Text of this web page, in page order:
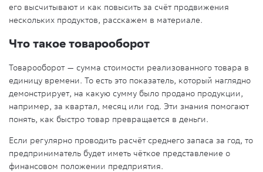
его высчитывают и как повысить за счёт продвижения
нескольких продуктов, расскажем в материале.
Что такое товарооборот
Товарооборот — сумма стоимости реализованного товара в
единицу времени. То есть это показатель, который наглядно
демонстрирует, на какую сумму было продано продукции,
например, за квартал, месяц или год. Эти знания помогают
понять, как быстро товар превращается в деньги.
Если регулярно проводить расчёт среднего запаса за год, то
предприниматель будет иметь чёткое представление о
финансовом положении предприятия.